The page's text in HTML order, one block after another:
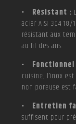
• Résistant :
acier AISI 304
résistant aux
au fil des ans.
• Fonctionnel
cuisine, l’inox
non poreuse est
• Entretien
suffisent pour